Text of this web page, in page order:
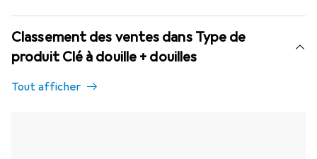
Classement des ventes dans Type de
produit Clé à douille + douilles
Tout afficher